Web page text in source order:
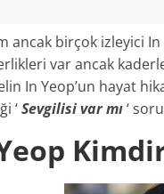
ancak birçok izleyici In
var ancak
In Yeop’un hayat
‘Sevgilisi var mı‘